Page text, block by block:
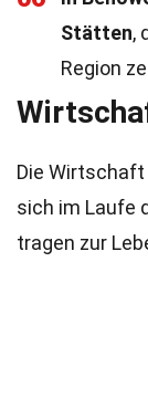
Stätten,
Region
Die
sich im Laufe
tragen zur